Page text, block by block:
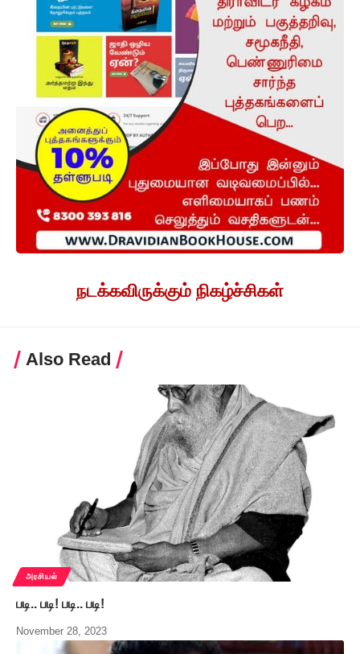
நடக்கவிருக்கும் நிகழ்ச்சிகள்
Also Read
அரசியல்
படி.. படி! படி.. படி!
November 28, 2023